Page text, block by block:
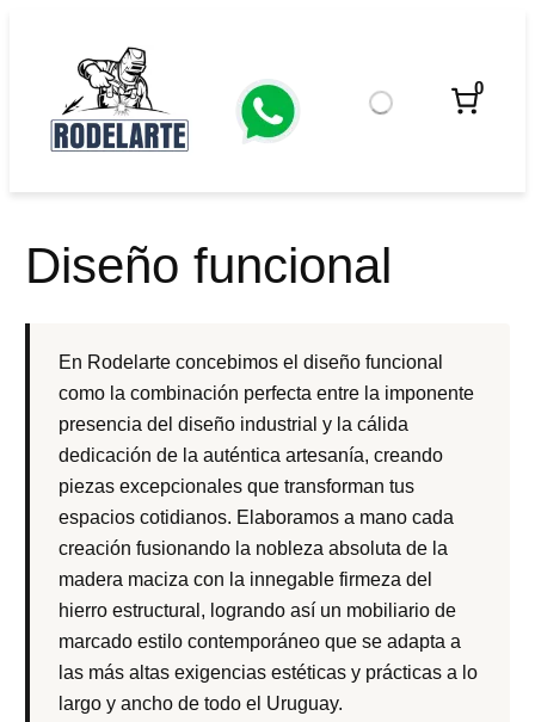
contenido
0
Diseño funcional
En Rodelarte concebimos el diseño funcional
como la combinación perfecta entre la imponente
presencia del diseño industrial y la cálida
dedicación de la auténtica artesanía, creando
piezas excepcionales que transforman tus
espacios cotidianos. Elaboramos a mano cada
creación fusionando la nobleza absoluta de la
madera maciza con la innegable firmeza del
hierro estructural, logrando así un mobiliario de
marcado estilo contemporáneo que se adapta a
las más altas exigencias estéticas y prácticas a lo
largo y ancho de todo el Uruguay.